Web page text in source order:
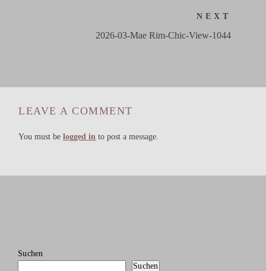
NEXT
2026-03-Mae Rim-Chic-View-1044
LEAVE A COMMENT
You must belogged in to post a message.
Suchen
Suchen